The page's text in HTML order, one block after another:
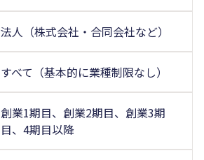
法人（株式会社・合同会社など）
すべて（基本的に業種制限なし）
創業1期目、創業2期目、創業3期
目、4期目以降